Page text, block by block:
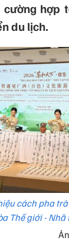
hợp
du lịch.
cách pha
Thế giới - Nhã